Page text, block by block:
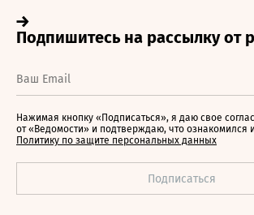
Нажимая кнопку «Подписаться», я даю свое
от «Ведомости» и подтверждаю, что ознакомился
Политику по защите персональных данных